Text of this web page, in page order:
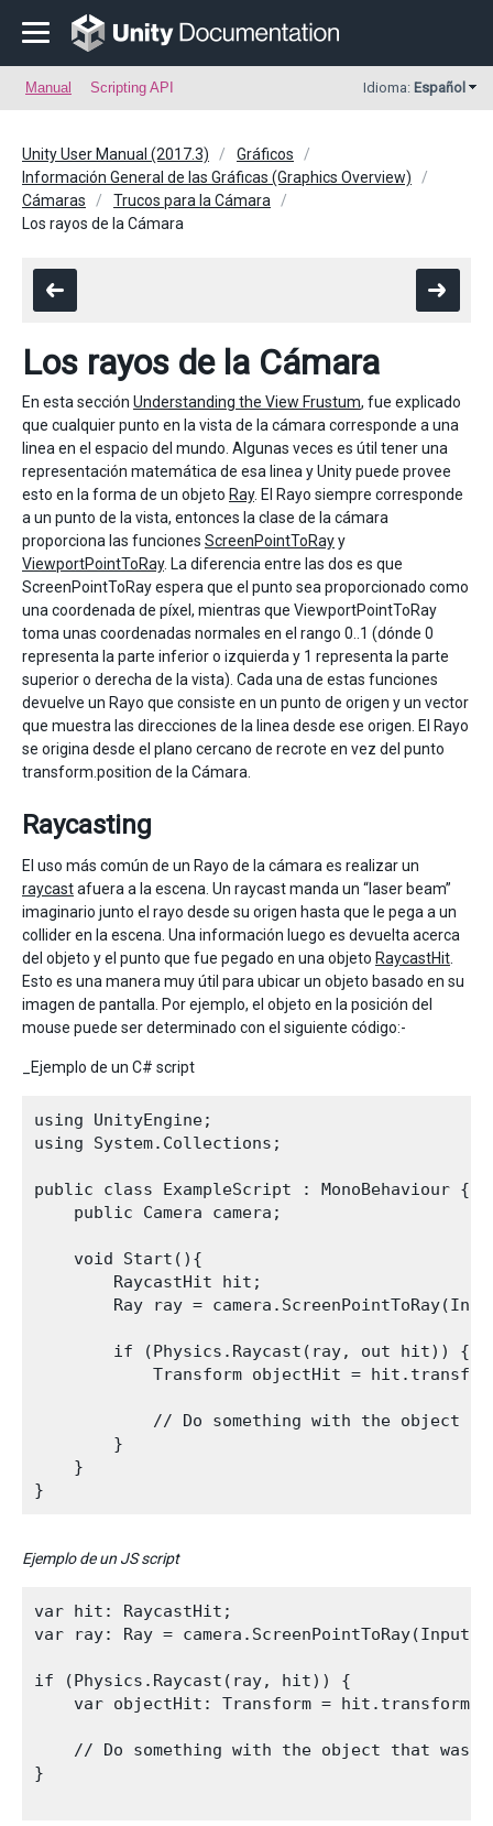
Manual Scripting API Idioma: Español
Unity User Manual (2017.3)
Gráficos
Información General de las Gráficas (Graphics Overview)
Cámaras
Trucos para la Cámara
Los rayos de la Cámara
Los rayos de la Cámara
En esta sección Understanding the View Frustum, fue explicado
que cualquier punto en la vista de la cámara corresponde a una
linea en el espacio del mundo. Algunas veces es útil tener una
representación matemática de esa linea y Unity puede provee
esto en la forma de un objeto Ray. El Rayo siempre corresponde
a un punto de la vista, entonces la clase de la cámara
proporciona las funciones ScreenPointToRayy
ViewportPointToRay. La diferencia entre las dos es que
ScreenPointToRay espera que el punto sea proporcionado como
una coordenada de píxel, mientras que ViewportPointToRay
toma unas coordenadas normales en el rango 0..1 (dónde 0
representa la parte inferior o izquierda y 1 representa la parte
superior o derecha de la vista). Cada una de estas funciones
devuelve un Rayo que consiste en un punto de origen y un vector
que muestra las direcciones de la linea desde ese origen. El Rayo
se origina desde el plano cercano de recrote en vez del punto
transform.position de la Cámara.
Raycasting
El uso más común de un Rayo de la cámara es realizar un
raycastafuera a la escena. Un raycast manda un “laser beam”
imaginario junto el rayo desde su origen hasta que le pega a un
collider en la escena. Una información luego es devuelta acerca
del objeto y el punto que fue pegado en una objeto RaycastHit
Esto es una manera muy útil para ubicar un objeto basado en su
imagen de pantalla. Por ejemplo, el objeto en la posición del
mouse puede ser determinado con el siguiente código:-
_Ejemplo de un C# script
using UnityEngine;
using System.Collections;
public class ExampleScript : MonoBehaviour {
    public Camera camera;
    void Start(){
        RaycastHit hit;
Ray ray =
        if (Physics.Raycast(ray, out hit)) {
Transform objectHit =
// Do something with the object
        }
    }
Ejemplo de un JS script
var hit: RaycastHit;
var ray: Ray =
if (Physics.Raycast(ray, hit)) {
    var objectHit: Transform = hit.transform;
// Do something with the object that was
}